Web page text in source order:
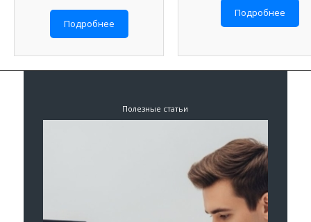
Подробнее
Подробнее
Полезные статьи